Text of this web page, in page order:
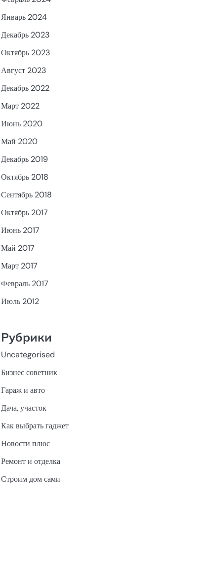
Январь 2024
Декабрь 2023
Октябрь 2023
Август 2023
Декабрь 2022
Март 2022
Июнь 2020
Май 2020
Декабрь 2019
Октябрь 2018
Сентябрь 2018
Октябрь 2017
Июнь 2017
Май 2017
Март 2017
Февраль 2017
Июль 2012
Рубрики
Uncategorised
Бизнес советник
Гараж и авто
Дача, участок
Как выбрать гаджет
Новости плюс
Ремонт и отделка
Строим дом сами